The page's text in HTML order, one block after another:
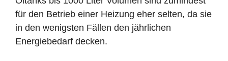
für den Betrieb einer Heizung eher selten, da sie
in den wenigsten Fällen den jährlichen
Energiebedarf decken.